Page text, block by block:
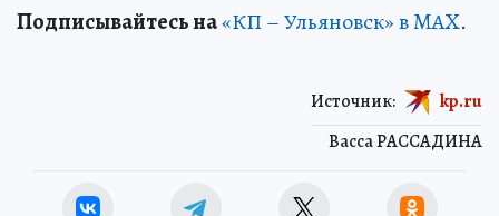
Подписывайтесь на«КП – Ульяновск» в MAX.
Васса РАССАДИНА
Источник: kp.ru